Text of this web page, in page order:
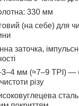
330 мм
(на себе) для
заточка,
мм (≈7–9 TPI) —
різу